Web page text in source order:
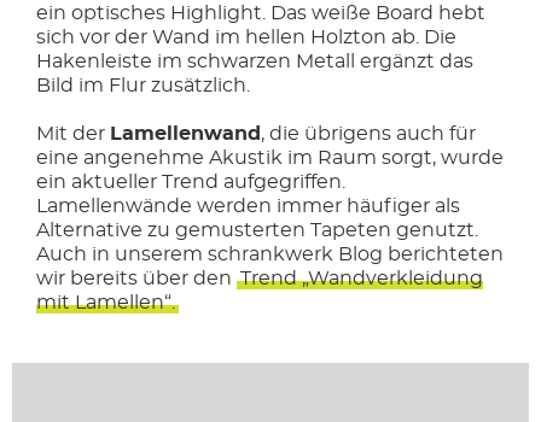
ein optisches Highlight. Das weiße Board hebt
sich vor der Wand im hellen Holzton ab. Die
Hakenleiste im schwarzen Metall ergänzt das
Bild im Flur zusätzlich.
Mit der Lamellenwand , die übrigens auch für
eine angenehme Akustik im Raum sorgt, wurde
ein aktueller Trend aufgegriffen.
Lamellenwände werden immer häufiger als
Alternative zu gemusterten Tapeten genutzt.
Auch in unserem schrankwerk Blog berichteten
wir bereits über den Trend „Wandverkleidung
mit Lamellen“.